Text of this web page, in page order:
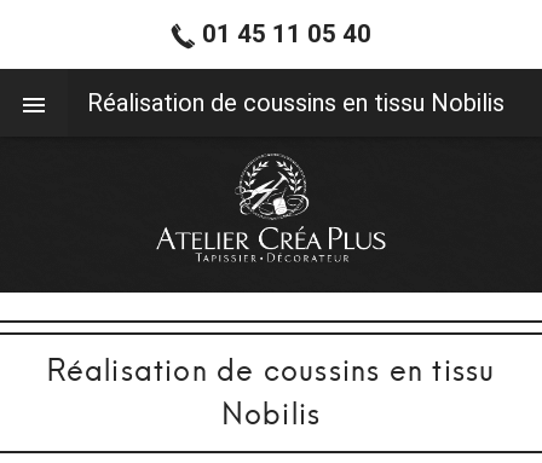
Réalisation de coussins en tissu
Nobilis
01 45 11 05 40
Réalisation de coussins en tissu Nobilis